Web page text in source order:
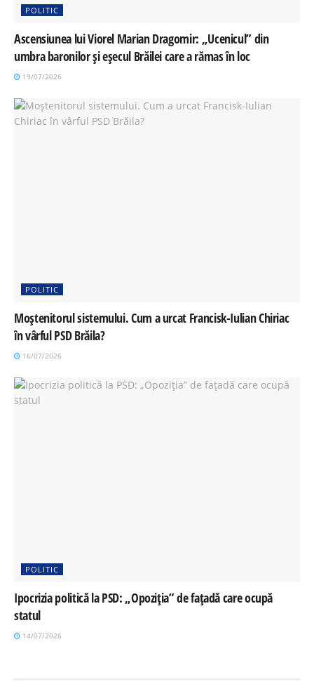
POLITIC
Ascensiunea lui Viorel Marian Dragomir: „Ucenicul” din
umbra baronilor și eșecul Brăilei care a rămas în loc
19/07/2026
POLITIC
Moștenitorul sistemului. Cum a urcat Francisk-Iulian Chiriac
în vârful PSD Brăila?
16/07/2026
POLITIC
Ipocrizia politică la PSD: „Opoziția” de fațadă care ocupă
statul
14/07/2026